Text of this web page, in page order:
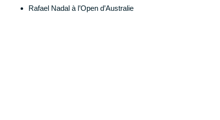
Rafael Nadal à l’Open d’Australie